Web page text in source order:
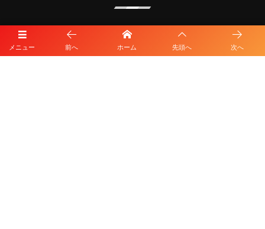
メニュー 前へ ホーム 先頭へ 次へ